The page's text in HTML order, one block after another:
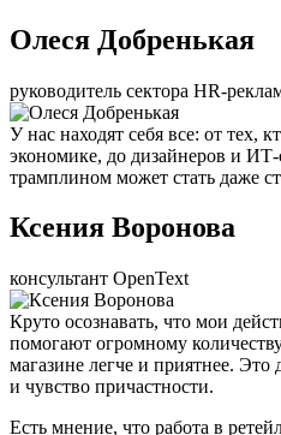
Олеся Добренькая
руководитель сектора HR-
У нас находят себя все: от тех,
экономике, до дизайнеров и
трамплином может стать даже
Ксения Воронова
консультант OpenText
Круто осознавать, что мои
помогают огромному
магазине легче и приятнее. Это
и чувство причастности.
Есть мнение, что работа в